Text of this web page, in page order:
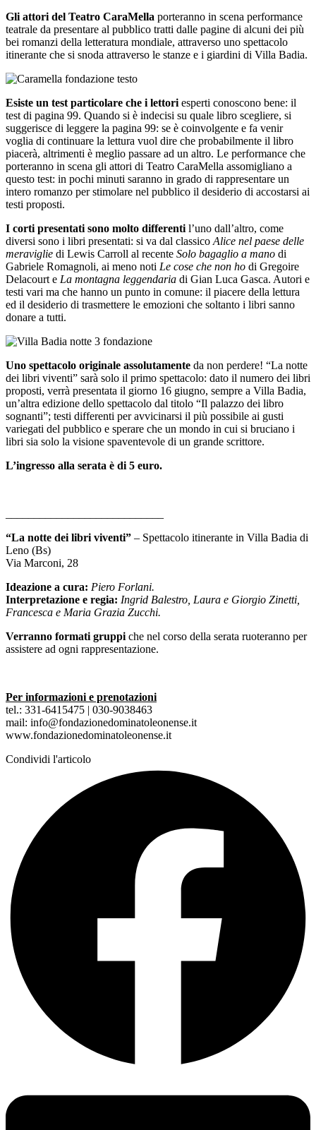
Gli attori del Teatro CaraMella porteranno in scena performance
teatrale da presentare al pubblico tratti dalle pagine di alcuni dei più
bei romanzi della letteratura mondiale, attraverso uno spettacolo
itinerante che si snoda attraverso le stanze e i giardini di Villa Badia.
Esiste un test particolare che i lettoriesperti conoscono bene: il
test di pagina 99. Quando si è indecisi su quale libro scegliere, si
suggerisce di leggere la pagina 99: se è coinvolgente e fa venir
voglia di continuare la lettura vuol dire che probabilmente il libro
piacerà, altrimenti è meglio passare ad un altro. Le performance che
porteranno in scena gli attori di Teatro CaraMella assomigliano a
questo test: in pochi minuti saranno in grado di rappresentare un
intero romanzo per stimolare nel pubblico il desiderio di accostarsi ai
testi proposti.
I corti presentati sono molto differentil’uno dall’altro, come
diversi sono i libri presentati: si va dal classicoAlice nel paese delle
meraviglie di Lewis Carroll al recente Solo bagaglio a mano di
Gabriele Romagnoli, ai meno noti Le cose che non ho di Gregoire
Delacourt e La montagna leggendaria di Gian Luca Gasca. Autori e
testi vari ma che hanno un punto in comune: il piacere della lettura
ed il desiderio di trasmettere le emozioni che soltanto i libri sanno
donare a tutti.
Uno spettacolo originale assolutamente da non perdere! “La notte
dei libri viventi” sarà solo il primo spettacolo: dato il numero dei libri
proposti, verrà presentata il giorno 16 giugno, sempre a Villa Badia,
un’altra edizione dello spettacolo dal titolo “Il palazzo dei libro
sognanti”; testi differenti per avvicinarsi il più possibile ai gusti
variegati del pubblico e sperare che un mondo in cui si bruciano i
libri sia solo la visione spaventevole di un grande scrittore.
L’ingresso alla serata è di 5 euro.
“La notte dei libri viventi” – Spettacolo itinerante in Villa Badia di
Leno (Bs)
Via Marconi, 28
Ideazione a cura: Piero Forlani.
Interpretazione e regia: Ingrid Balestro, Laura e Giorgio Zinetti,
Francesca e Maria Grazia Zucchi.
Verranno formati gruppiche nel corso della serata ruoteranno per
assistere ad ogni rappresentazione.
Per informazioni e prenotazioni
tel.: 331-6415475 | 030-9038463
mail: info@fondazionedominatoleonense.it
www.fondazionedominatoleonense.it
Condividi l'articolo